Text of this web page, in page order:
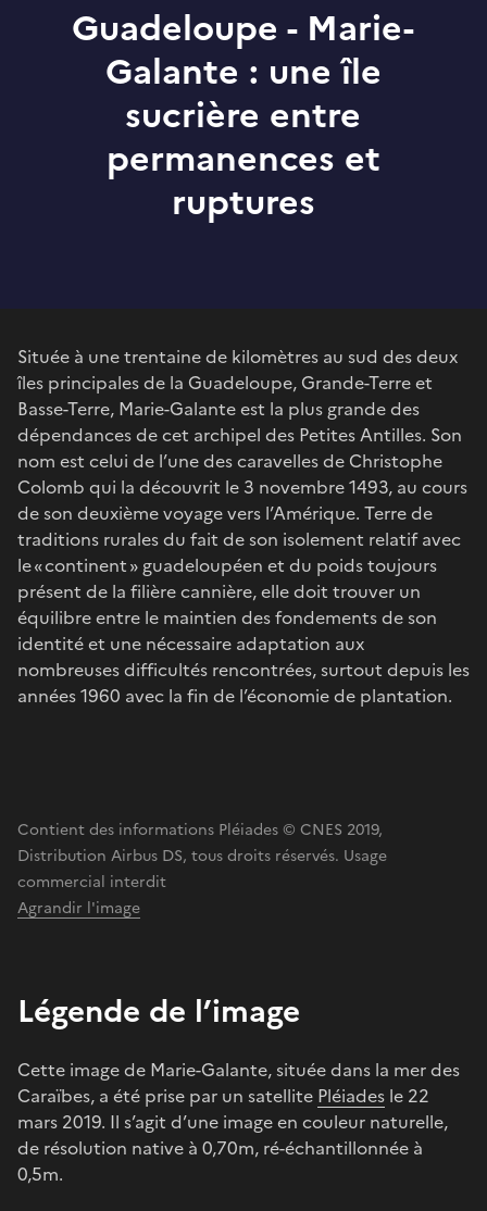
Guadeloupe - Marie-
Galante : une île
sucrière entre
permanences et
ruptures
Située à une trentaine de kilomètres au sud des deux
îles principales de la Guadeloupe, Grande-Terre et
Basse-Terre, Marie-Galante est la plus grande des
dépendances de cet archipel des Petites Antilles. Son
nom est celui de l’une des caravelles de Christophe
Colomb qui la découvrit le 3 novembre 1493, au cours
de son deuxième voyage vers l’Amérique. Terre de
traditions rurales du fait de son isolement relatif avec
le « continent » guadeloupéen et du poids toujours
présent de la filière cannière, elle doit trouver un
équilibre entre le maintien des fondements de son
identité et une nécessaire adaptation aux
nombreuses difficultés rencontrées, surtout depuis les
années 1960 avec la fin de l’économie de plantation.
Contient des informations Pléiades © CNES 2019,
Distribution Airbus DS, tous droits réservés. Usage
commercial interdit
Agrandir l'image
Légende de l’image
Cette image de Marie-Galante, située dans la mer des
Caraïbes, a été prise par un satellite Pléiades le 22
mars 2019. Il s’agit d’une image en couleur naturelle,
de résolution native à 0,70m, ré-échantillonnée à
0,5m.